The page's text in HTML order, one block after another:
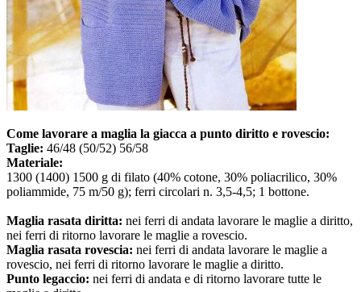
Come lavorare a maglia la giacca a punto diritto e rovescio:
Taglie: 46/48 (50/52) 56/58
Materiale:
1300 (1400) 1500 g di filato (40% cotone, 30% poliacrilico, 30%
poliammide, 75 m/50 g); ferri circolari n. 3,5-4,5; 1 bottone.
Maglia rasata diritta: nei ferri di andata lavorare le maglie a diritto,
nei ferri di ritorno lavorare le maglie a rovescio.
Maglia rasata rovescia: nei ferri di andata lavorare le maglie a
rovescio, nei ferri di ritorno lavorare le maglie a diritto.
Punto legaccio: nei ferri di andata e di ritorno lavorare tutte le